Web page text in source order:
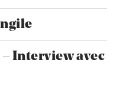
– Interview avec